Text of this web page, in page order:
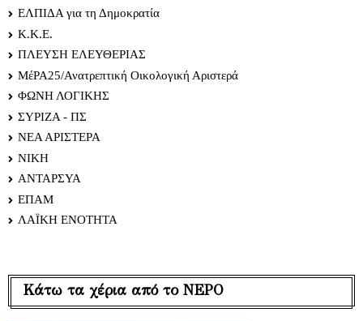
ΕΛΠΙΔΑ για τη Δημοκρατία
Κ.Κ.Ε.
ΠΛΕΥΣΗ ΕΛΕΥΘΕΡΙΑΣ
ΜέΡΑ25/Ανατρεπτική Οικολογική Αριστερά
ΦΩΝΗ ΛΟΓΙΚΗΣ
ΣΥΡΙΖΑ - ΠΣ
ΝΕΑ ΑΡΙΣΤΕΡΑ
ΝΙΚΗ
ΑΝΤΑΡΣΥΑ
ΕΠΑΜ
ΛΑΪΚΗ ΕΝΟΤΗΤΑ
Κάτω τα χέρια από το ΝΕΡΟ